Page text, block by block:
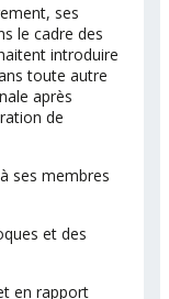
ses
le cadre des
introduire
toute autre
après
de
ses membres
et des
en rapport